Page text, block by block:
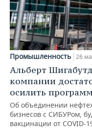
Промышленность 26
Альберт
компании
осилить
Об объединении
бизнесов с СИБУРом,
вакцинации от COVID-